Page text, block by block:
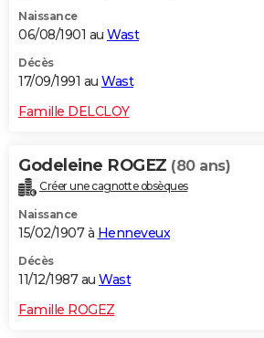
Naissance
06/08/1901 au Wast
Décès
17/09/1991 au Wast
Famille DELCLOY
Godeleine ROGEZ (80 ans)
Créer une cagnotte obsèques
Naissance
15/02/1907 à Henneveux
Décès
11/12/1987 au Wast
Famille ROGEZ